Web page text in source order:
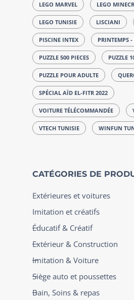
LEGO MARVEL LEGO
LEGO TUNISIE LISCIANI
PISCINE INTEX PRINTEMPS -
PUZZLE 500 PIECES PUZZLE
PUZZLE POUR ADULTE
SPÉCIAL AÏD EL-FITR 2022
VOITURE TÉLÉCOMMANDÉE
VTECH TUNISIE WINFUN
CATÉGORIES DE
Extérieures et voitures
Imitation et créatifs
Éducatif & Créatif
Extérieur & Construction
Imitation & Voiture
Siège auto et poussettes
Bain, Soins & repas